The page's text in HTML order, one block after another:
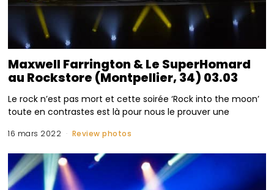
Maxwell Farrington & Le SuperHomard
au Rockstore (Montpellier, 34) 03.03
Le rock n’est pas mort et cette soirée ‘Rock into the moon’
toute en contrastes est là pour nous le prouver une
16 mars 2022 Review photos